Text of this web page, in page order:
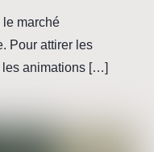
le marché
Pour attirer les
les animations […]